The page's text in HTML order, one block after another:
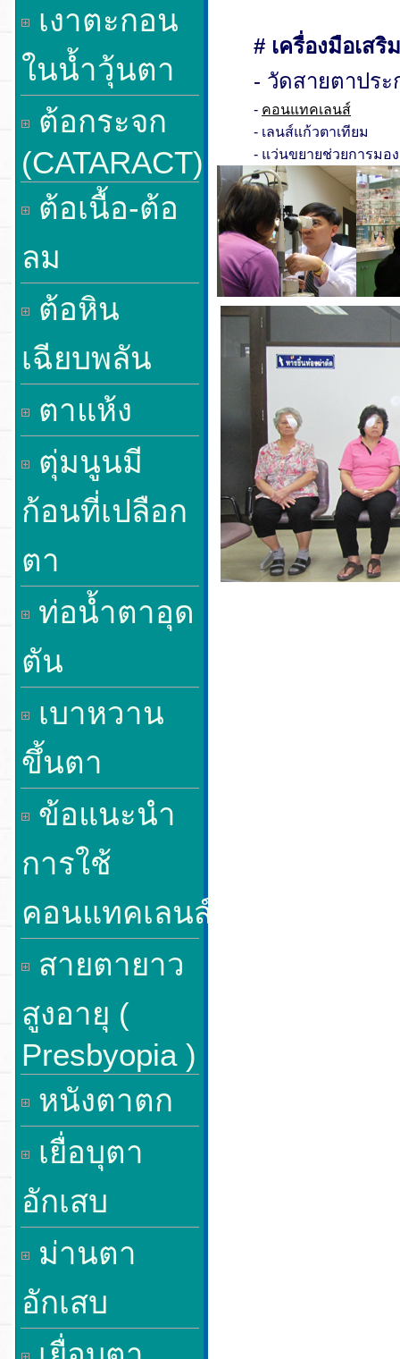
เงาตะกอน
ในน้ำวุ้นตา
ต้อกระจก
(CATARACT)
ต้อเนื้อ-ต้อ
ลม
ต้อหิน
เฉียบพลัน
ตาแห้ง
ตุ่มนูนมี
ก้อนที่เปลือก
ตา
ท่อน้ำตาอุด
ตัน
เบาหวาน
ขึ้นตา
ข้อแนะนำ
การใช้
คอนแทคเลนส์
สายตายาว
สูงอายุ (
Presbyopia )
หนังตาตก
เยื่อบุตา
อักเสบ
ม่านตา
อักเสบ
# เครื่องมือเสริ
- วัดสายตาปร
- คอนแทคเลนส์
- เลนส์แก้วตาเทียม
- แว่นขยายช่วยการมอ